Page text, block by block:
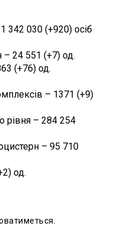
342 030 (+920) осіб
24 551 (+7) од.
(+76) од.
– 1371 (+9)
рівня – 284 254
– 95 710
од.